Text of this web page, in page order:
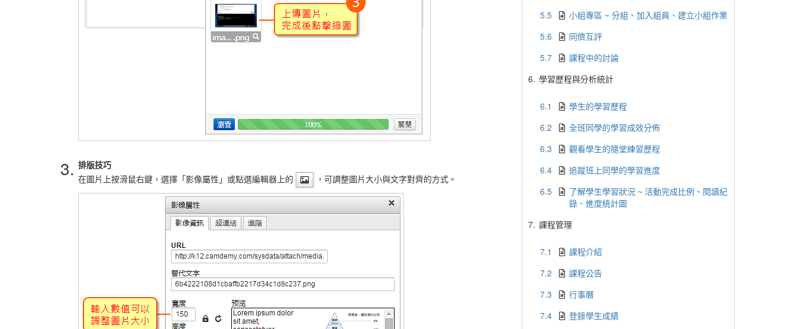
3. 排版技巧
在圖片上按滑鼠右鍵，選擇「影像屬性」或點選編輯器上的
，可調整圖片大小與文字對齊的方式。
5.5
小組專區 ~ 分組、加入組員、建立小組作業
5.6
同儕互評
5.7
課程中的討論
6. 學習歷程與分析統計
6.1
學生的學習歷程
6.2
全班同學的學習成效分佈
6.3
觀看學生的隨堂練習歷程
6.4
追蹤班上同學的學習進度
6.5
了解學生學習狀況 ~ 活動完成比例、閱讀紀
錄、進度統計圖
7. 課程管理
7.1
課程介紹
7.2
課程公告
7.3
行事曆
7.4
登錄學生成績